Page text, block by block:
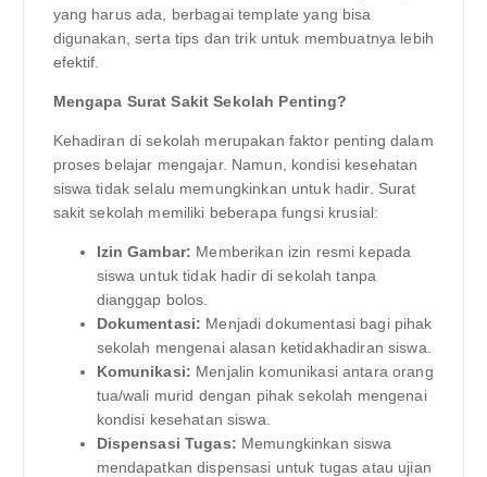
yang harus ada, berbagai template yang bisa
digunakan, serta tips dan trik untuk membuatnya lebih
efektif.
Mengapa Surat Sakit Sekolah Penting?
Kehadiran di sekolah merupakan faktor penting dalam
proses belajar mengajar. Namun, kondisi kesehatan
siswa tidak selalu memungkinkan untuk hadir. Surat
sakit sekolah memiliki beberapa fungsi krusial:
Izin Gambar: Memberikan izin resmi kepada
siswa untuk tidak hadir di sekolah tanpa
dianggap bolos.
Dokumentasi: Menjadi dokumentasi bagi pihak
sekolah mengenai alasan ketidakhadiran siswa.
Komunikasi: Menjalin komunikasi antara orang
tua/wali murid dengan pihak sekolah mengenai
kondisi kesehatan siswa.
Dispensasi Tugas: Memungkinkan siswa
mendapatkan dispensasi untuk tugas atau ujian